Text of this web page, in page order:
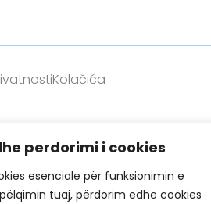
perdorimi i cookies
esenciale për funksionimin e
tuaj, përdorim edhe cookies
Kolačića